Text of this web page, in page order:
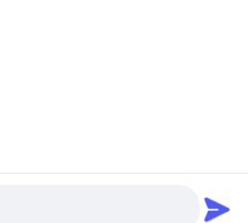
CRYSTAL MATERIALS
sont réservés.